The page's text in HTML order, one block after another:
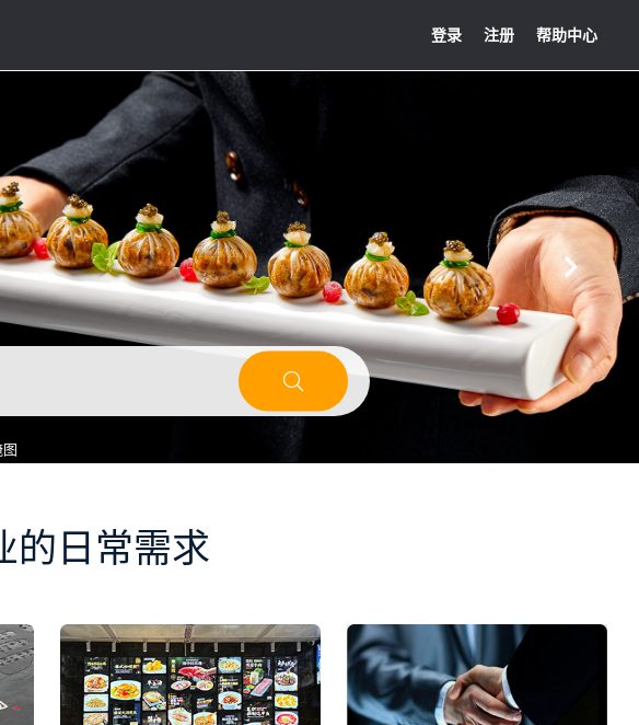
登录 注册 帮助中心
的日常需求